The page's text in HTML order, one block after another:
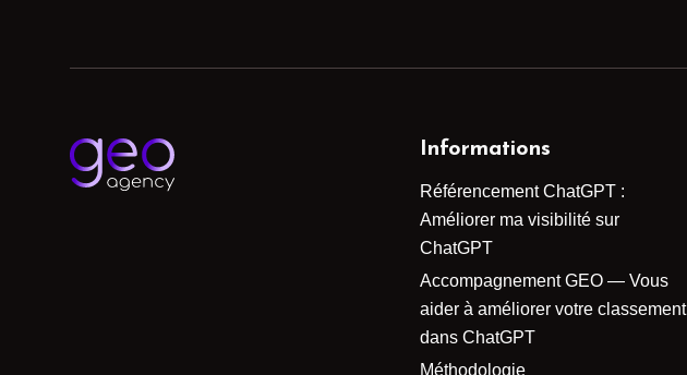
Informations
Référencement ChatGPT :
Améliorer ma visibilité sur
ChatGPT
Accompagnement GEO — Vous
aider à améliorer votre classement
dans ChatGPT
Méthodologie